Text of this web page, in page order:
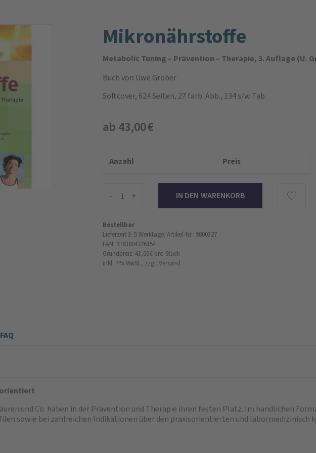
Mikronährstoffe
Metabolic Tuning – Prävention – Therapie, 3. Auflage (U.
Buchvon Uwe Gröber
Softcover, 624 Seiten, 27 farb. Abb., 134 s/w Tab.
ab 43,00 €
Anzahl Preis
- +
Bestellbar
Lieferzeit 3–5 Werktage. Artikel-Nr.: 9800327
EAN: 9783804726154
Grundpreis: 43,00 € pro Stück
inkl. 7% MwSt., zzgl. Versand
FAQ
und Co. haben in der Prävention und Therapie ihren festen Platz. Im handlichen
sowie bei zahlreichen Indikationen über den praxisorientierten und